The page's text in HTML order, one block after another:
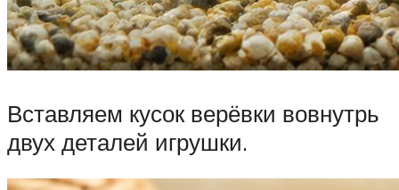
Вставляем кусок верёвки вовнутрь
двух деталей игрушки.